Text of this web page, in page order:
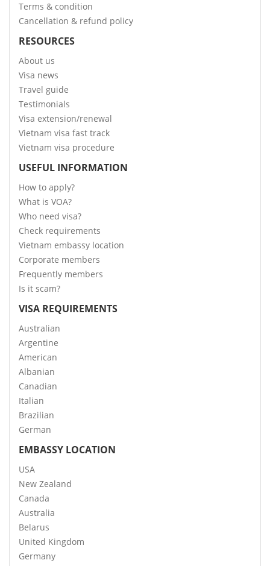
Terms & condition
Cancellation & refund policy
RESOURCES
About us
Visa news
Travel guide
Testimonials
Visa extension/renewal
Vietnam visa fast track
Vietnam visa procedure
USEFUL INFORMATION
How to apply?
What is VOA?
Who need visa?
Check requirements
Vietnam embassy location
Corporate members
Frequently members
Is it scam?
VISA REQUIREMENTS
Australian
Argentine
American
Albanian
Canadian
Italian
Brazilian
German
EMBASSY LOCATION
USA
New Zealand
Canada
Australia
Belarus
United Kingdom
Germany